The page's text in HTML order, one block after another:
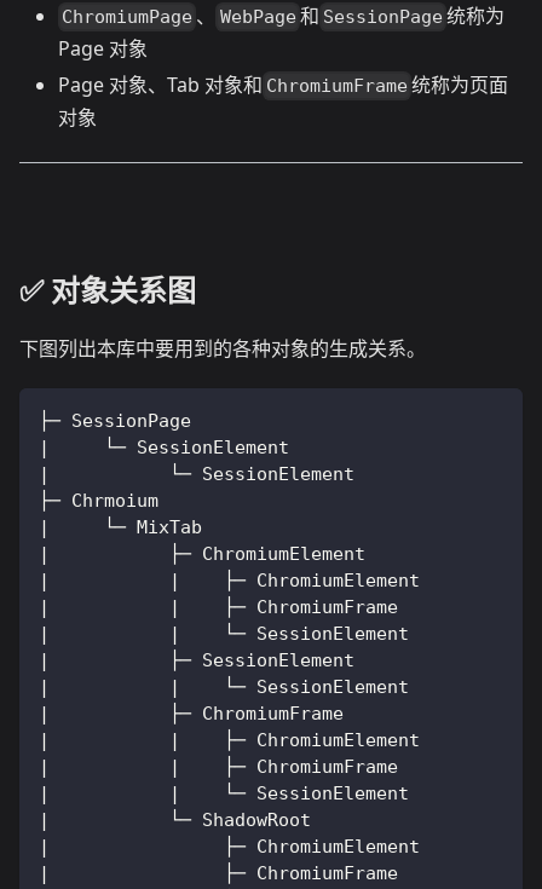
ChromiumPage 、 WebPage 和 SessionPage 统称为
Page 对象
Page 对象、Tab 对象和 ChromiumFrame 统称为页面
对象
✅️️ 对象关系图
下图列出本库中要用到的各种对象的生成关系。
├─ SessionPage
|     └─ SessionElement
|           └─ SessionElement
├─ Chrmoium
|     └─ MixTab
|           ├─ ChromiumElement
|           |    ├─ ChromiumElement
|           |    ├─ ChromiumFrame
|           |    └─ SessionElement
|           ├─ SessionElement
|           |    └─ SessionElement
|           ├─ ChromiumFrame
|           |    ├─ ChromiumElement
|           |    ├─ ChromiumFrame
|           |    └─ SessionElement
|           └─ ShadowRoot
|                ├─ ChromiumElement
|                ├─ ChromiumFrame